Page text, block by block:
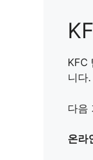
KFC
니다.
다음
온라